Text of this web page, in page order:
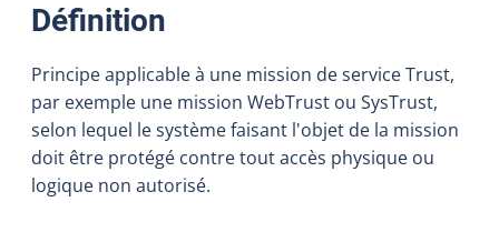
Définition
Principe applicable à une mission de service Trust,
par exemple une mission WebTrust ou SysTrust,
selon lequel le système faisant l'objet de la mission
doit être protégé contre tout accès physique ou
logique non autorisé.